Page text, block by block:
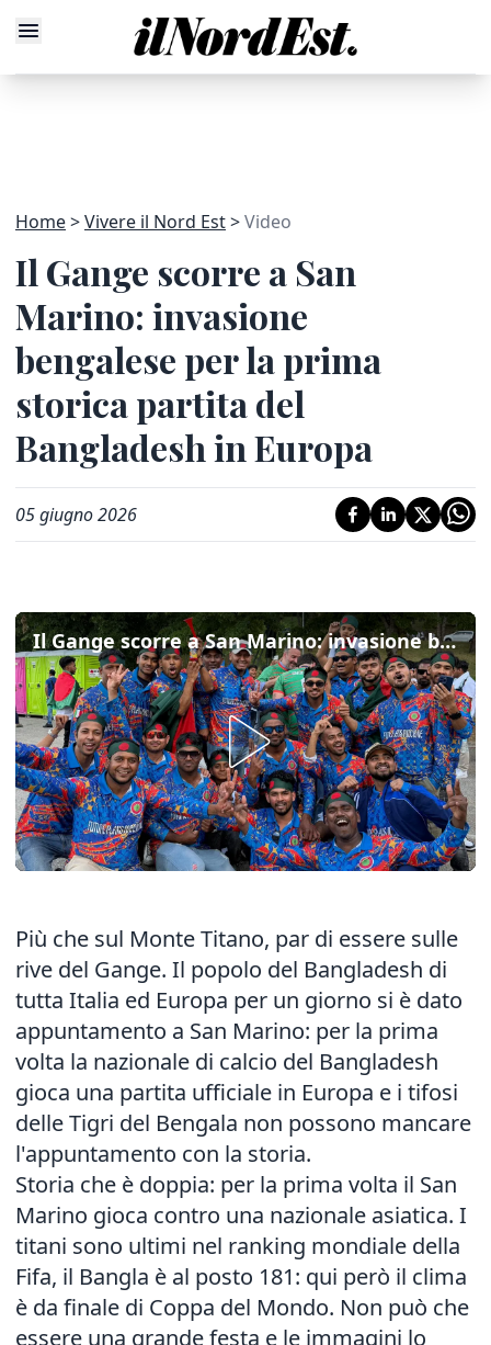
Home Vivere il Nord Est Video
Il Gange scorre a San
Marino: invasione
bengalese per la prima
storica partita del
Bangladesh in Europa
05 giugno 2026
Il Gange scorre a San Marino: invasione bengalese per la prima storica partita del Bangladesh in Europa
Più che sul Monte Titano, par di essere sulle
rive del Gange. Il popolo del Bangladesh di
tutta Italia ed Europa per un giorno si è dato
appuntamento a San Marino: per la prima
volta la nazionale di calcio del Bangladesh
gioca una partita ufficiale in Europa e i tifosi
delle Tigri del Bengala non possono mancare
l'appuntamento con la storia.
Storia che è doppia: per la prima volta il San
Marino gioca contro una nazionale asiatica. I
titani sono ultimi nel ranking mondiale della
Fifa, il Bangla è al posto 181: qui però il clima
è da finale di Coppa del Mondo. Non può che
essere una grande festa e le immagini lo